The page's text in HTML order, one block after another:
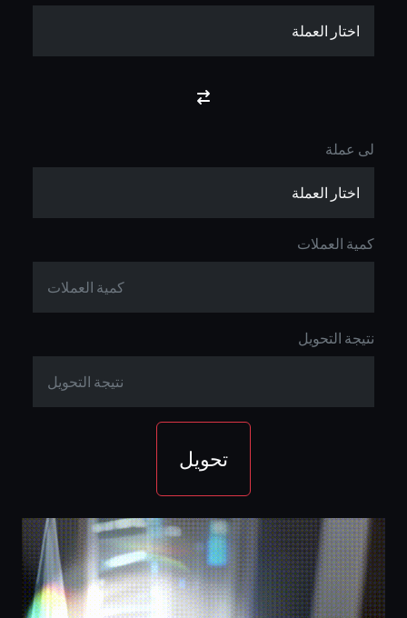
لى عملة
كمية العملات
نتيجة التحويل
تحويل